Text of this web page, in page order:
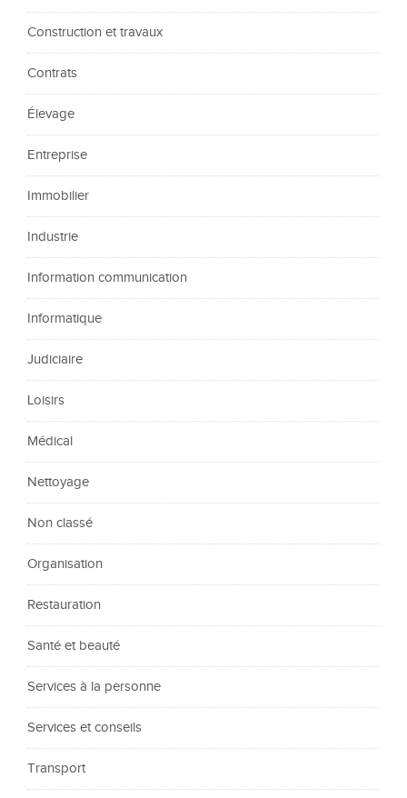
Construction et travaux
Contrats
Élevage
Entreprise
Immobilier
Industrie
Information communication
Informatique
Judiciaire
Loisirs
Médical
Nettoyage
Non classé
Organisation
Restauration
Santé et beauté
Services à la personne
Services et conseils
Transport